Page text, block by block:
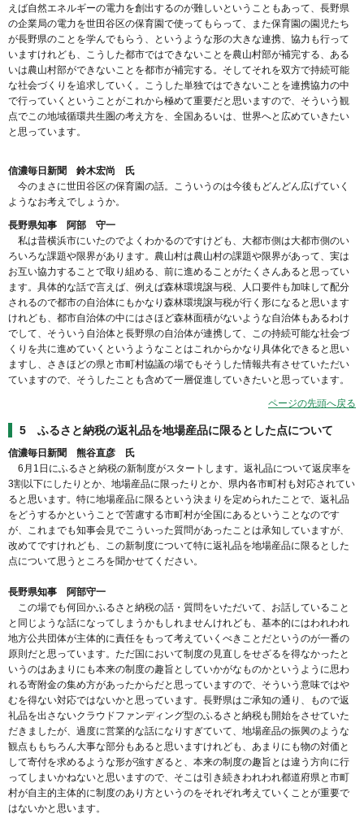
えば自然エネルギーの電力を創出するのが難しいということもあって、長野県
の企業局の電力を世田谷区の保育園で使ってもらって、また保育園の園児たち
が長野県のことを学んでもらう、というような形の大きな連携、協力も行って
いますけれども、こうした都市ではできないことを農山村部が補完する、ある
いは農山村部ができないことを都市が補完する。そしてそれを双方で持続可能
な社会づくりを追求していく。こうした単独ではできないことを連携協力の中
で行っていくということがこれから極めて重要だと思いますので、そういう観
点でこの地域循環共生圏の考え方を、全国あるいは、世界へと広めていきたい
と思っています。
信濃毎日新聞 鈴木宏尚 氏
今のまさに世田谷区の保育園の話。こういうのは今後もどんどん広げていく
ようなお考えでしょうか。
長野県知事 阿部 守一
私は昔横浜市にいたのでよくわかるのですけども、大都市側は大都市側のい
ろいろな課題や限界があります。農山村は農山村の課題や限界があって、実は
お互い協力することで取り組める、前に進めることがたくさんあると思ってい
ます。具体的な話で言えば、例えば森林環境譲与税、人口要件も加味して配分
されるので都市の自治体にもかなり森林環境譲与税が行く形になると思います
けれども、都市自治体の中にはさほど森林面積がないような自治体もあるわけ
でして、そういう自治体と長野県の自治体が連携して、この持続可能な社会づ
くりを共に進めていくというようなことはこれからかなり具体化できると思い
ますし、さきほどの県と市町村協議の場でもそうした情報共有させていただい
ていますので、そうしたことも含めて一層促進していきたいと思っています。
ページの先頭へ戻る
5 ふるさと納税の返礼品を地場産品に限るとした点について
信濃毎日新聞 熊谷直彦 氏
6月1日にふるさと納税の新制度がスタートします。返礼品について返戻率を
3割以下にしたりとか、地場産品に限ったりとか、県内各市町村も対応されてい
ると思います。特に地場産品に限るという決まりを定められたことで、返礼品
をどうするかということで苦慮する市町村が全国にあるということなのです
が、これまでも知事会見でこういった質問があったことは承知していますが、
改めてですけれども、この新制度について特に返礼品を地場産品に限るとした
点について思うところを聞かせてください。
長野県知事 阿部守一
この場でも何回かふるさと納税の話・質問をいただいて、お話していること
と同じような話になってしまうかもしれませんけれども、基本的にはわれわれ
地方公共団体が主体的に責任をもって考えていくべきことだというのが一番の
原則だと思っています。ただ国において制度の見直しをせざるを得なかったと
いうのはあまりにも本来の制度の趣旨としていかがなものかというように思わ
れる寄附金の集め方があったからだと思っていますので、そういう意味ではや
むを得ない対応ではないかと思っています。長野県はご承知の通り、もので返
礼品を出さないクラウドファンディング型のふるさと納税も開始をさせていた
だきましたが、過度に営業的な話になりすぎていて、地場産品の振興のような
観点ももちろん大事な部分もあると思いますけれども、あまりにも物の対価と
して寄付を求めるような形が強すぎると、本来の制度の趣旨とは違う方向に行
ってしまいかねないと思いますので、そこは引き続きわれわれ都道府県と市町
村が自主的主体的に制度のあり方というのをそれぞれ考えていくことが重要で
はないかと思います。